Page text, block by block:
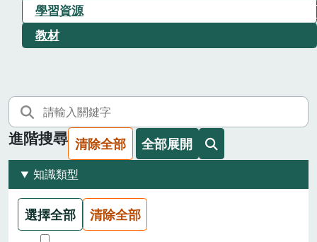
學習資源
教材
進階搜尋 清除全部 全部展開
知識類型
選擇全部 清除全部